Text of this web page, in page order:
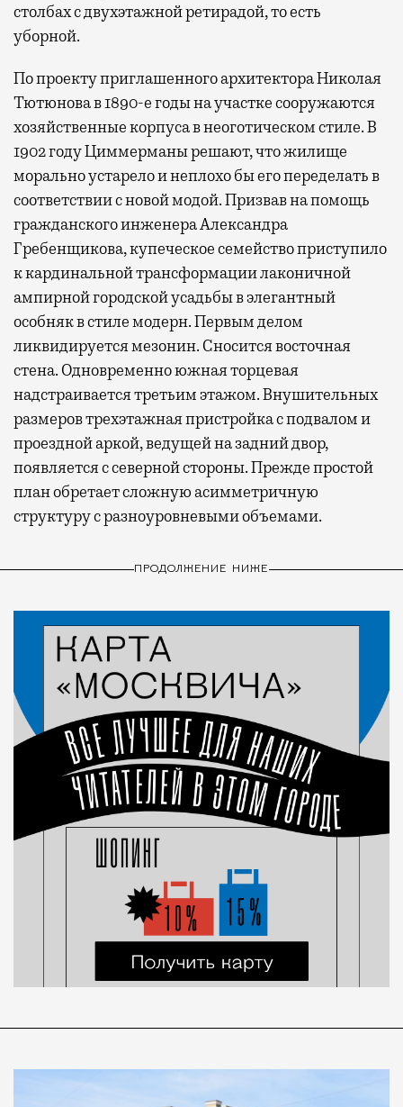
столбах с двухэтажной ретирадой, то есть
уборной.
По проекту приглашенного архитектора Николая
Тютюнова в 1890-е годы на участке сооружаются
хозяйственные корпуса в неоготическом стиле. В
1902 году Циммерманы решают, что жилище
морально устарело и неплохо бы его переделать в
соответствии с новой модой. Призвав на помощь
гражданского инженера Александра
Гребенщикова, купеческое семейство приступило
к кардинальной трансформации лаконичной
ампирной городской усадьбы в элегантный
особняк в стиле модерн. Первым делом
ликвидируется мезонин. Сносится восточная
стена. Одновременно южная торцевая
надстраивается третьим этажом. Внушительных
размеров трехэтажная пристройка с подвалом и
проездной аркой, ведущей на задний двор,
появляется с северной стороны. Прежде простой
план обретает сложную асимметричную
структуру с разноуровневыми объемами.
ПРОДОЛЖЕНИЕ НИЖЕ